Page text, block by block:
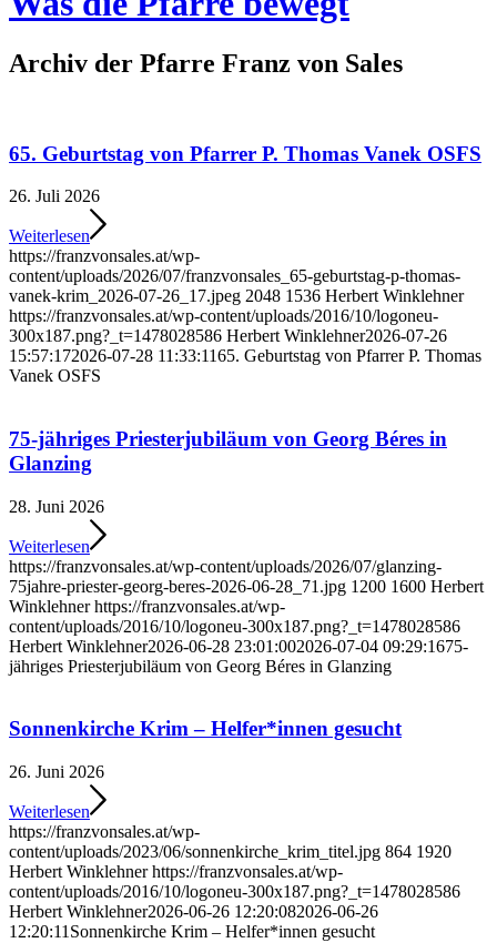
Archiv der Pfarre Franz von Sales
65. Geburtstag von Pfarrer P. Thomas Vanek OSFS
26. Juli 2026
Weiterlesen
https://franzvonsales.at/wp-
content/uploads/2026/07/franzvonsales_65-geburtstag-p-thomas-
vanek-krim_2026-07-26_17.jpeg 2048 1536 Herbert Winklehner
https://franzvonsales.at/wp-content/uploads/2016/10/logoneu-
300x187.png?_t=1478028586 Herbert Winklehner2026-07-26
15:57:172026-07-28 11:33:1165. Geburtstag von Pfarrer P. Thomas
Vanek OSFS
75-jähriges Priesterjubiläum von Georg Béres in
Glanzing
28. Juni 2026
Weiterlesen
https://franzvonsales.at/wp-content/uploads/2026/07/glanzing-
75jahre-priester-georg-beres-2026-06-28_71.jpg 1200 1600 Herbert
Winklehner https://franzvonsales.at/wp-
content/uploads/2016/10/logoneu-300x187.png?_t=1478028586
Herbert Winklehner2026-06-28 23:01:002026-07-04 09:29:1675-
jähriges Priesterjubiläum von Georg Béres in Glanzing
Sonnenkirche Krim – Helfer*innen gesucht
26. Juni 2026
Weiterlesen
https://franzvonsales.at/wp-
content/uploads/2023/06/sonnenkirche_krim_titel.jpg 864 1920
Herbert Winklehner https://franzvonsales.at/wp-
content/uploads/2016/10/logoneu-300x187.png?_t=1478028586
Herbert Winklehner2026-06-26 12:20:082026-06-26
12:20:11 Sonnenkirche Krim – Helfer*innen gesucht